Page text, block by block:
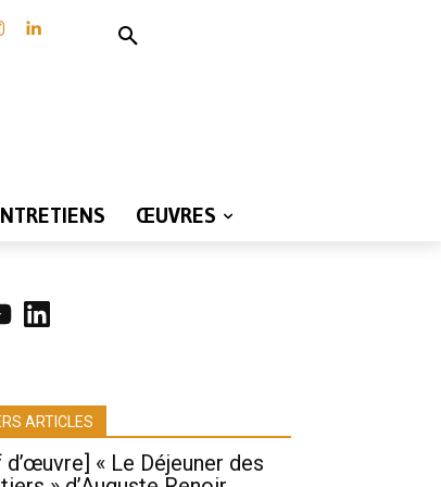
ŒUVRES
LinkedIn
ARTICLES
d’œuvre] « Le Déjeuner des